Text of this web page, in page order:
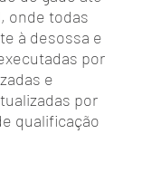
onde todas
à desossa e
por
e
por
qualificação